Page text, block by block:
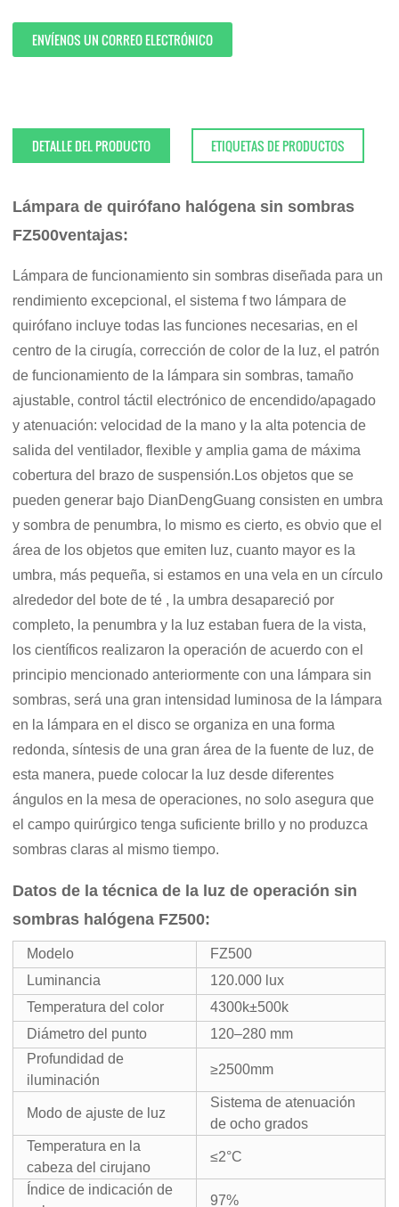
ENVÍENOS UN CORREO ELECTRÓNICO
DETALLE DEL PRODUCTO ETIQUETAS DE PRODUCTOS
Lámpara de quirófano halógena sin sombras
FZ500ventajas:
Lámpara de funcionamiento sin sombras diseñada para un
rendimiento excepcional, el sistema f two lámpara de
quirófano incluye todas las funciones necesarias, en el
centro de la cirugía, corrección de color de la luz, el patrón
de funcionamiento de la lámpara sin sombras, tamaño
ajustable, control táctil electrónico de encendido/apagado
y atenuación: velocidad de la mano y la alta potencia de
salida del ventilador, flexible y amplia gama de máxima
cobertura del brazo de suspensión.Los objetos que se
pueden generar bajo DianDengGuang consisten en umbra
y sombra de penumbra, lo mismo es cierto, es obvio que el
área de los objetos que emiten luz, cuanto mayor es la
umbra, más pequeña, si estamos en una vela en un círculo
alrededor del bote de té , la umbra desapareció por
completo, la penumbra y la luz estaban fuera de la vista,
los científicos realizaron la operación de acuerdo con el
principio mencionado anteriormente con una lámpara sin
sombras, será una gran intensidad luminosa de la lámpara
en la lámpara en el disco se organiza en una forma
redonda, síntesis de una gran área de la fuente de luz, de
esta manera, puede colocar la luz desde diferentes
ángulos en la mesa de operaciones, no solo asegura que
el campo quirúrgico tenga suficiente brillo y no produzca
sombras claras al mismo tiempo.
Datos de la técnica de la luz de operación sin
sombras halógena FZ500:
Modelo
FZ500
Luminancia
120.000 lux
Temperatura del color
4300k±500k
Diámetro del punto
120–280 mm
Profundidad de
iluminación
≥2500mm
Modo de ajuste de luz
Sistema de atenuación
de ocho grados
Temperatura en la
cabeza del cirujano
≤2°C
Índice de indicación de
97%